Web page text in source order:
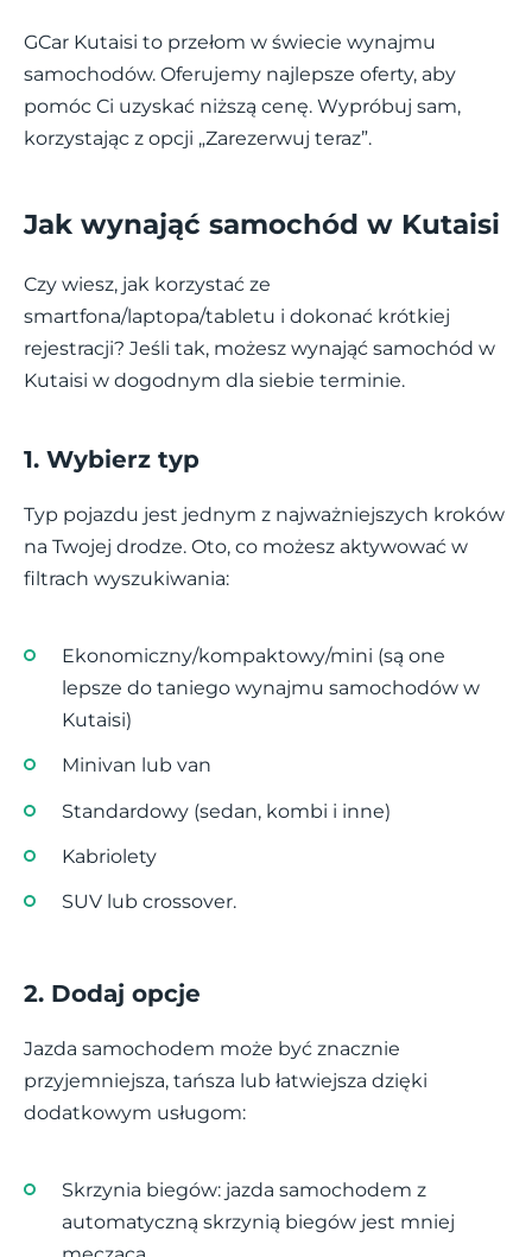
GCar Kutaisi to przełom w świecie wynajmu
samochodów. Oferujemy najlepsze oferty, aby
pomóc Ci uzyskać niższą cenę. Wypróbuj sam,
korzystając z opcji „Zarezerwuj teraz”.
Jak wynająć samochód w Kutaisi
Czy wiesz, jak korzystać ze
smartfona/laptopa/tabletu i dokonać krótkiej
rejestracji? Jeśli tak, możesz wynająć samochód w
Kutaisi w dogodnym dla siebie terminie.
1. Wybierz typ
Typ pojazdu jest jednym z najważniejszych kroków
na Twojej drodze. Oto, co możesz aktywować w
filtrach wyszukiwania:
Ekonomiczny/kompaktowy/mini (są one
lepsze do taniego wynajmu samochodów w
Kutaisi)
Minivan lub van
Standardowy (sedan, kombi i inne)
Kabriolety
SUV lub crossover.
2. Dodaj opcje
Jazda samochodem może być znacznie
przyjemniejsza, tańsza lub łatwiejsza dzięki
dodatkowym usługom:
Skrzynia biegów: jazda samochodem z
automatyczną skrzynią biegów jest mniej